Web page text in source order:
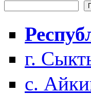
Форма поиска
г.
с.